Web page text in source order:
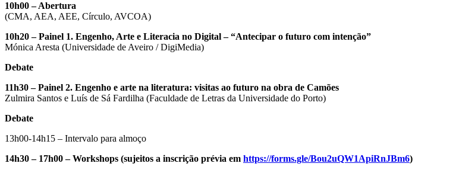
10h00 – Abertura
(CMA, AEA, AEE, Círculo, AVCOA)
10h20 – Painel 1. Engenho, Arte e Literacia no Digital – “Antecipar o futuro com intenção”
Mónica Aresta (Universidade de Aveiro / DigiMedia)
Debate
11h30 – Painel 2. Engenho e arte na literatura: visitas ao futuro na obra de Camões
Zulmira Santos e Luís de Sá Fardilha (Faculdade de Letras da Universidade do Porto)
Debate
13h00-14h15 – Intervalo para almoço
14h30 – 17h00 – Workshops (sujeitos a inscrição prévia em https://forms.gle/Bou2uQW1ApiRnJBm6)